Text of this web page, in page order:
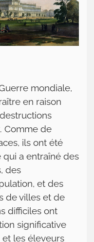
mondiale,
en raison
Comme de
ils ont été
a entraîné des
des
et des
de villes et de
difficiles ont
significative
les éleveurs